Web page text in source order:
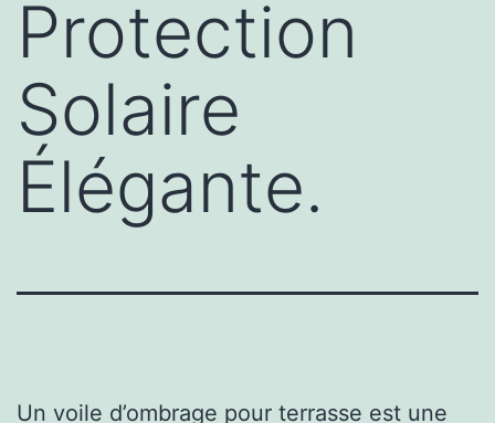
Protection
Solaire
Élégante.
Un voile d’ombrage pour terrasse est une